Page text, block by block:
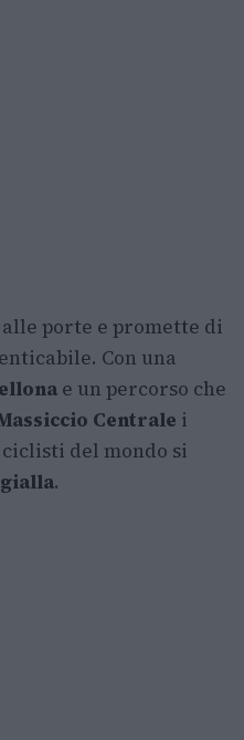
alle porte e promette di
Con una
e un percorso che
Centrale i
del mondo si
.